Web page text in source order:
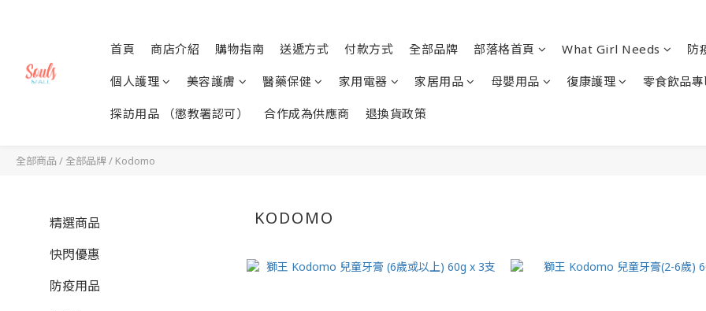
首頁 商店介紹 購物指南 送遞方式 付款方式 全部品牌 部落格首頁 What Girl Needs 防
個人護理 美容護膚 醫藥保健 家用電器 家居用品 母嬰用品 復康護理 零食飲品
探訪用品 （懲教署認可） 合作成為供應商 退換貨政策
全部商品 / 全部品牌/ Kodomo
精選商品
快閃優惠
防疫用品
KODOMO